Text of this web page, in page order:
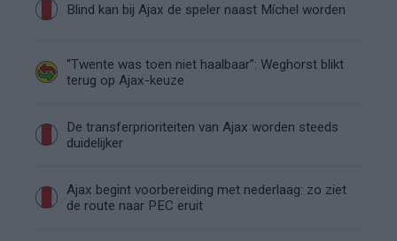
Blind kan bij Ajax de speler naast Míchel worden
“Twente was toen niet haalbaar”: Weghorst blikt
terug op Ajax-keuze
De transferprioriteiten van Ajax worden steeds
duidelijker
Ajax begint voorbereiding met nederlaag: zo ziet
de route naar PEC eruit